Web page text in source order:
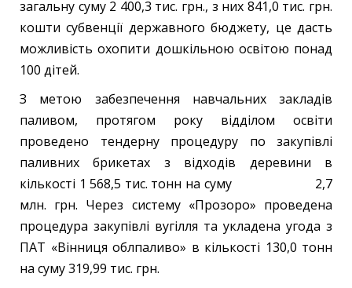
загальну суму 2 400,3 тис. грн., з них 841,0 тис. грн.
кошти субвенції державного бюджету, це дасть
можливість охопити дошкільною освітою понад
100 дітей.
З метою забезпечення навчальних закладів
паливом, протягом року відділом освіти
проведено тендерну процедуру по закупівлі
паливних брикетах з відходів деревини в
кількості 1 568,5 тис. тонн на суму 2,7
млн. грн. Через систему «Прозоро» проведена
процедура закупівлі вугілля та укладена угода з
ПАТ «Вінниця облпаливо» в кількості 130,0 тонн
на суму 319,99 тис. грн.